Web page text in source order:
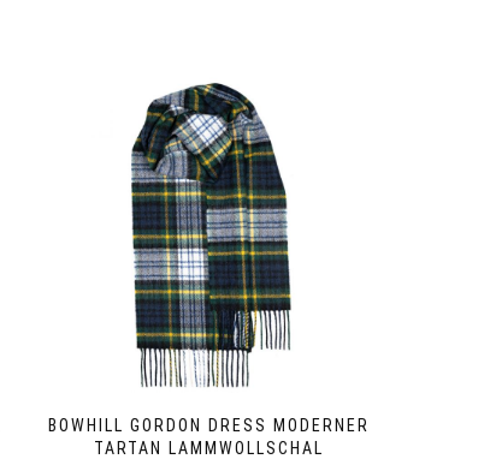
BOWHILL GORDON DRESS MODERNER
TARTAN LAMMWOLLSCHAL